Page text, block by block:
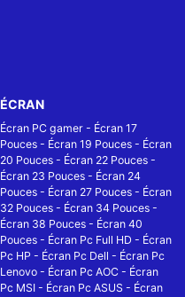
ÉCRAN
Écran PC gamer - Écran 17
Pouces - Écran 19 Pouces - Écran
20 Pouces - Écran 22 Pouces -
Écran 23 Pouces - Écran 24
Pouces - Écran 27 Pouces - Écran
32 Pouces - Écran 34 Pouces -
Écran 38 Pouces - Écran 40
Pouces - Écran Pc Full HD - Écran
Pc HP - Écran Pc Dell - Écran Pc
Lenovo - Écran Pc AOC - Écran
Pc MSI - Écran Pc ASUS - Écran